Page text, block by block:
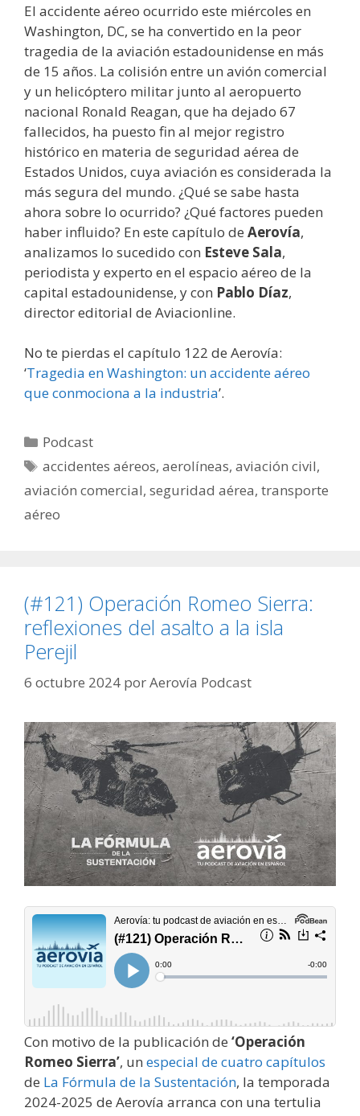
El accidente aéreo ocurrido este miércoles en
Washington, DC, se ha convertido en la peor
tragedia de la aviación estadounidense en más
de 15 años. La colisión entre un avión comercial
y un helicóptero militar junto al aeropuerto
nacional Ronald Reagan, que ha dejado 67
fallecidos, ha puesto fin al mejor registro
histórico en materia de seguridad aérea de
Estados Unidos, cuya aviación es considerada la
más segura del mundo. ¿Qué se sabe hasta
ahora sobre lo ocurrido? ¿Qué factores pueden
haber influido? En este capítulo de Aerovía,
analizamos lo sucedido con Esteve Sala,
periodista y experto en el espacio aéreo de la
capital estadounidense, y con Pablo Díaz,
director editorial de Aviacionline.
No te pierdas el capítulo 122 de Aerovía:
‘Tragedia en Washington: un accidente aéreo
que conmociona a la industria’.
Categorías
Podcast
Etiquetas
accidentes aéreos,aerolíneas,aviación civil,
aviación comercial, seguridad aérea, transporte
aéreo
(#121) Operación Romeo Sierra:
reflexiones del asalto a la isla
Perejil
6 octubre 2024 porAerovía Podcast
Con motivo de la publicación de ‘Operación
Romeo Sierra’, un especial de cuatro capítulos
de La Fórmula de la Sustentación, la temporada
2024-2025 de Aerovía arranca con una tertulia